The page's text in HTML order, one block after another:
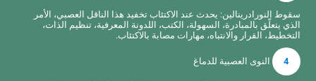
سقوط النورادرينالين: يحدث عند الاكتئاب تخفيد هذا الناقل العصبي، الأمر
الذي يتعلّق بالمبادرة، السهولة، الكتب، اللدونة المعرفية، تنظيم الذات،
التخطيط، القرار والانتباه، مهارات مصابة بالاكتئاب.
4 النوى العصبية للدماغ